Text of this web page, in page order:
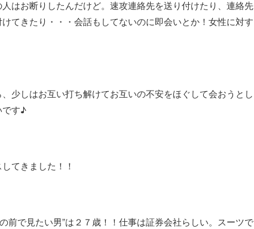
はお断りしたんだけど。速攻連絡先を送り付けたり、連絡先
てきたり・・・会話もしてないのに即会いとか！女性に対す
少しはお互い打ち解けてお互いの不安をほぐして会おうとし
です♪
てきました！！
で見たい男”は２７歳！！仕事は証券会社らしい。スーツで